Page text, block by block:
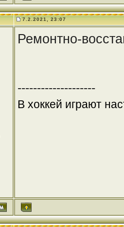
7.2.2021, 23:07
Ремонтно-
--------------------
В хоккей играют